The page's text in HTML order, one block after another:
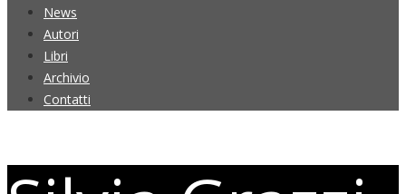
News
Autori
Libri
Archivio
Contatti